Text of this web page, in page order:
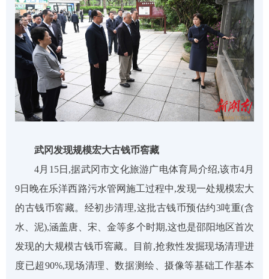
武冈发现规模宏大古钱币窖藏
4月15日,据武冈市文化旅游广电体育局介绍,该市4月
9日晚在乐洋西路污水管网施工过程中,发现一处规模宏大
的古钱币窖藏。经初步清理,这批古钱币预估约3吨重(含
水、泥),涵盖唐、宋、金等多个时期,这也是邵阳地区首次
发现的大规模古钱币窖藏。目前,抢救性发掘现场清理进
度已超90%,现场清理、数据测绘、摄像等基础工作基本